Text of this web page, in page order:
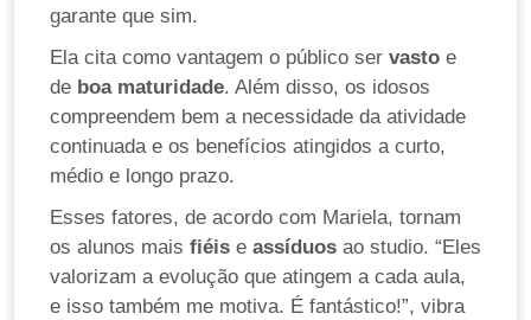
garante que sim.
Ela cita como vantagem o público ser vasto e
de boa maturidade. Além disso, os idosos
compreendem bem a necessidade da atividade
continuada e os benefícios atingidos a curto,
médio e longo prazo.
Esses fatores, de acordo com Mariela, tornam
os alunos mais fiéis e assíduos ao studio. “Eles
valorizam a evolução que atingem a cada aula,
e isso também me motiva. É fantástico!”, vibra